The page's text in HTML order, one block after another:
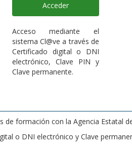
Acceder
Acceso mediante el
sistema Cl@ve a través de
Certificado digital o DNI
electrónico, Clave PIN y
Clave permanente.
formación con la Agencia Estatal
o DNI electrónico y Clave